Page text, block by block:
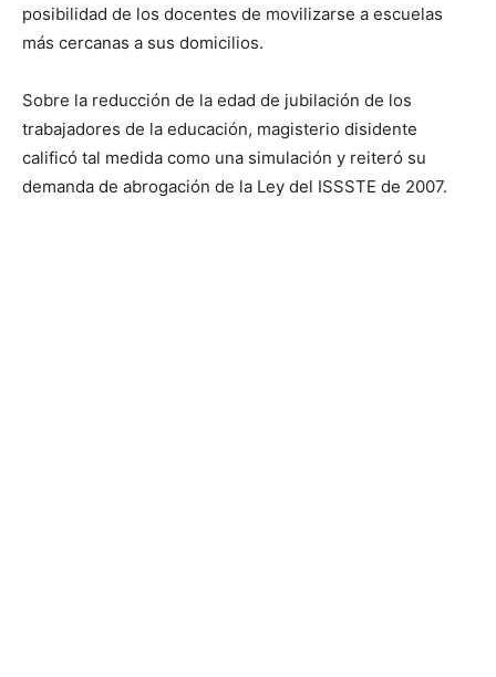
posibilidad de los docentes de movilizarse a escuelas
más cercanas a sus domicilios.
Sobre la reducción de la edad de jubilación de los
trabajadores de la educación, magisterio disidente
calificó tal medida como una simulación y reiteró su
demanda de abrogación de la Ley del ISSSTE de 2007.